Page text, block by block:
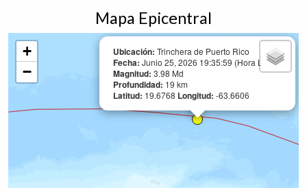
Mapa Epicentral
Ubicación: Trinchera de Puerto Rico
Fecha: Junio 25, 2026 19:35:59 (Hora Local)
Magnitud: 3.98 Md
Profundidad: 19 km
Latitud: 19.6768 Longitud: -63.6606
+
−